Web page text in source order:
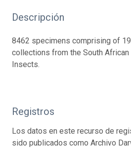
Descripción
8462 specimens comprising of
collections from the South
Insects.
Registros
Los datos en este recurso de
sido publicados como Archivo